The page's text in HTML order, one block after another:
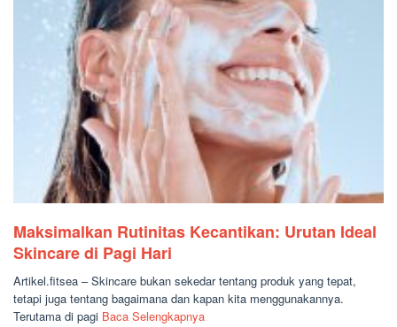
Maksimalkan Rutinitas Kecantikan: Urutan Ideal
Skincare di Pagi Hari
Artikel.fitsea – Skincare bukan sekedar tentang produk yang tepat,
tetapi juga tentang bagaimana dan kapan kita menggunakannya.
Terutama di pagi Baca Selengkapnya